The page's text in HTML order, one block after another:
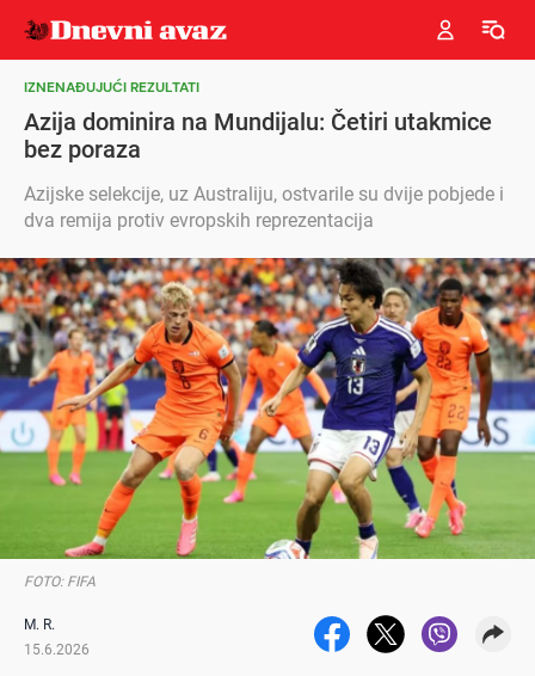
IZNENAĐUJUĆI REZULTATI
Azija dominira na Mundijalu: Četiri utakmice
bez poraza
Azijske selekcije, uz Australiju, ostvarile su dvije pobjede i
dva remija protiv evropskih reprezentacija
FOTO: FIFA
M. R.
15.6.2026